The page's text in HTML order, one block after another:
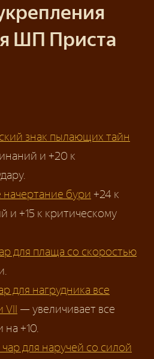
ШП Приста
знак пылающих тайн
и +20 к
начертание бури +24 к
и +15 к критическому
для плаща со скоростью
для нагрудника все
VII — увеличивает все
на +10.
для наручей со силой